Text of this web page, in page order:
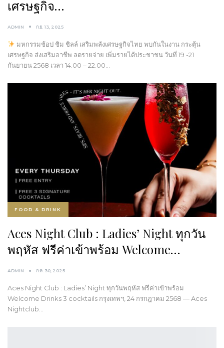
เศรษฐกิจ…
ADMIN ก.ย. 13, 2025
มหกรรมช้อป ชิม ชิลล์ เสริมพลังเศรษฐกิจไทย พบกันในงาน กระตุ้น
เศรษฐกิจ ส่งเสริมอาชีพ ลดรายจ่าย เพิ่มรายได้ประชาชน วันที่ 19 -21
กันยายน 2568 เวลา 14.00 – 22.00…
FOOD & DRINK
Aces Night Club : Ladies’ Night ทุกวัน
พฤหัส ฟรีค่าเข้าพร้อม Welcome…
ADMIN ก.ค. 30, 2025
Aces Night Club : Ladies’ Night ทุกวันพฤหัส ฟรีค่าเข้าพร้อม
Welcome Drinks 3 cocktails กรุงเทพฯ, 24 กรกฎาคม 2568 — Aces
Nightclub…